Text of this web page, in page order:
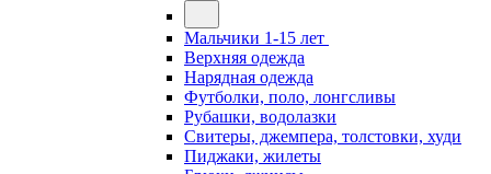
Мальчики 1-15 лет
Верхняя одежда
Нарядная одежда
Футболки, поло, лонгсливы
Рубашки, водолазки
Свитеры, джемпера, толстовки, худи
Пиджаки, жилеты